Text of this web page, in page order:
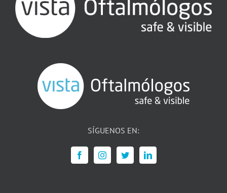
SÍGUENOS EN: